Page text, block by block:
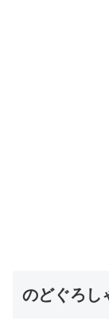
のどぐろし